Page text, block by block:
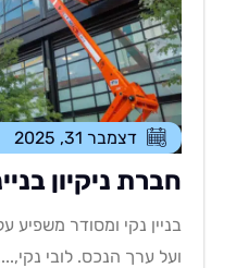
דצמבר 31, 2025
ניקיון בניינים
נקי ומסודר משפיע על איכות
ערך הנכס. לובי נקי,....